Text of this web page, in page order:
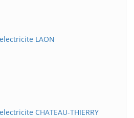
LAON
CHATEAU-THIERRY